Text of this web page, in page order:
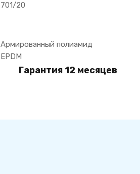
701/20
Армированный полиамид
EPDM
Гарантия 12 месяцев